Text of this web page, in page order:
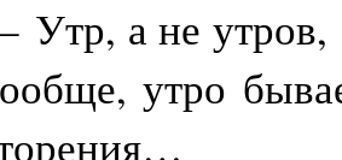
а не
утро